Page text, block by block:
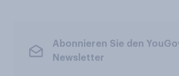
Abonnieren Sie den
Newsletter